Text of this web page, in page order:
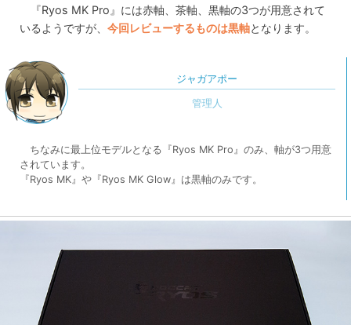
『Ryos MK Pro』には赤軸、茶軸、黒軸の3つが用意されて
いるようですが、 今回レビューするものは黒軸となります。
ジャガアポー
ちなみに最上位モデルとなる『Ryos MK Pro』のみ、軸が3つ用意
されています。
『Ryos MK』や『Ryos MK Glow』は黒軸のみです。